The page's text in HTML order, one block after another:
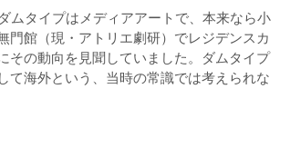
ムタイプはメディアアートで、本来なら小
門館（現・アトリエ劇研）でレジデンスカ
その動向を見聞していました。ダムタイプ
て海外という、当時の常識では考えられな